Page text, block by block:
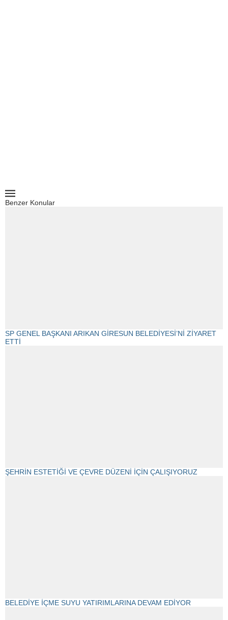
Benzer Konular
SP GENEL BAŞKANI ARIKAN GİRESUN BELEDİYESİ’Nİ ZİYARET
ETTİ
ŞEHRİN ESTETİĞİ VE ÇEVRE DÜZENİ İÇİN ÇALIŞIYORUZ
BELEDİYE İÇME SUYU YATIRIMLARINA DEVAM EDİYOR